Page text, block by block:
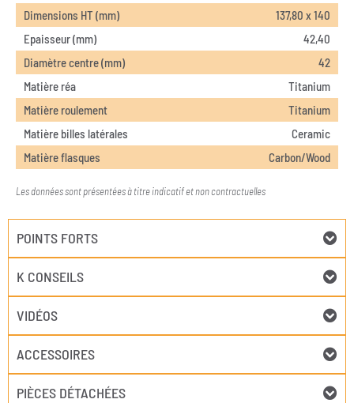
Dimensions HT (mm)
137,80 x 140
Epaisseur (mm)
42,40
Diamètre centre (mm)
42
Matière réa
Titanium
Matière roulement
Titanium
Matière billes latérales
Ceramic
Matière flasques
Carbon/Wood
Les données sont présentées à titre indicatif et non contractuelles
POINTS FORTS
K CONSEILS
VIDÉOS
ACCESSOIRES
PIÈCES DÉTACHÉES